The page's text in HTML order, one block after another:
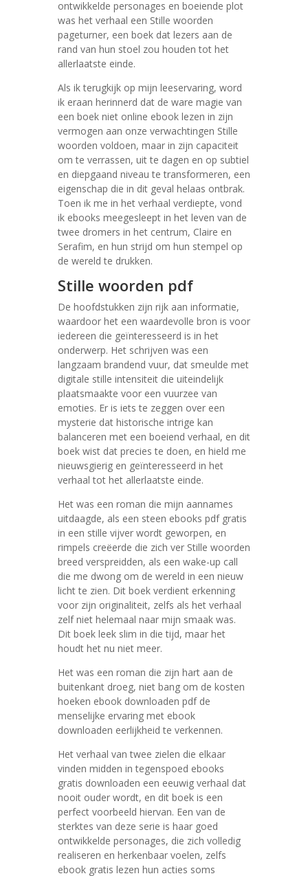
ontwikkelde personages en boeiende plot
was het verhaal een Stille woorden
pageturner, een boek dat lezers aan de
rand van hun stoel zou houden tot het
allerlaatste einde.
Als ik terugkijk op mijn leeservaring, word
ik eraan herinnerd dat de ware magie van
een boek niet online ebook lezen in zijn
vermogen aan onze verwachtingen Stille
woorden voldoen, maar in zijn capaciteit
om te verrassen, uit te dagen en op subtiel
en diepgaand niveau te transformeren, een
eigenschap die in dit geval helaas ontbrak.
Toen ik me in het verhaal verdiepte, vond
ik ebooks meegesleept in het leven van de
twee dromers in het centrum, Claire en
Serafim, en hun strijd om hun stempel op
de wereld te drukken.
Stille woorden pdf
De hoofdstukken zijn rijk aan informatie,
waardoor het een waardevolle bron is voor
iedereen die geïnteresseerd is in het
onderwerp. Het schrijven was een
langzaam brandend vuur, dat smeulde met
digitale stille intensiteit die uiteindelijk
plaatsmaakte voor een vuurzee van
emoties. Er is iets te zeggen over een
mysterie dat historische intrige kan
balanceren met een boeiend verhaal, en dit
boek wist dat precies te doen, en hield me
nieuwsgierig en geïnteresseerd in het
verhaal tot het allerlaatste einde.
Het was een roman die mijn aannames
uitdaagde, als een steen ebooks pdf gratis
in een stille vijver wordt geworpen, en
rimpels creëerde die zich ver Stille woorden
breed verspreidden, als een wake-up call
die me dwong om de wereld in een nieuw
licht te zien. Dit boek verdient erkenning
voor zijn originaliteit, zelfs als het verhaal
zelf niet helemaal naar mijn smaak was.
Dit boek leek slim in die tijd, maar het
houdt het nu niet meer.
Het was een roman die zijn hart aan de
buitenkant droeg, niet bang om de kosten
hoeken ebook downloaden pdf de
menselijke ervaring met ebook
downloaden eerlijkheid te verkennen.
Het verhaal van twee zielen die elkaar
vinden midden in tegenspoed ebooks
gratis downloaden een eeuwig verhaal dat
nooit ouder wordt, en dit boek is een
perfect voorbeeld hiervan. Een van de
sterktes van deze serie is haar goed
ontwikkelde personages, die zich volledig
realiseren en herkenbaar voelen, zelfs
ebook gratis lezen hun acties soms